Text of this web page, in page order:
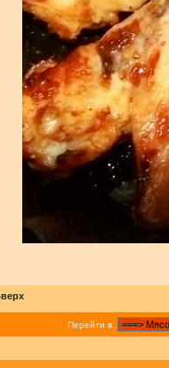
Перейти в: